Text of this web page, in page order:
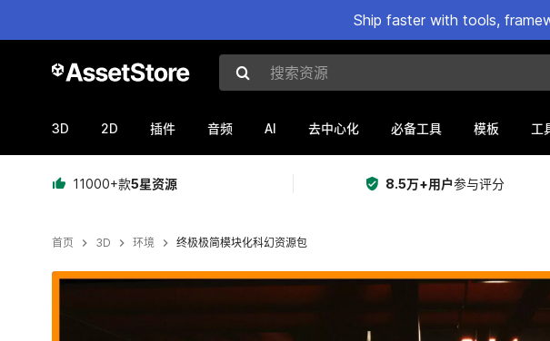
Ship faster with tools,
搜索资源
3D 2D 插件 音频 AI 去中心化 必备工具 模板 工
11000+款5星资源 8.5万+用户参与评分
首页 3D 环境 终极极简模块化科幻资源包
当前幻灯片：1 / 13